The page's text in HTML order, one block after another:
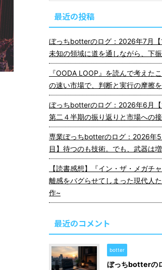
最近の投稿
ぼっちbotterのログ：2026年7月【
未知の領域に道を通しながら、下
『OODA LOOP』を読んで考え
の速い市場で、判断と実行の摩擦
ぼっちbotterのログ：2026年6月【
第二４半期の振り返りと市場への
専業ぼっちbotterのログ：2026年5
目】待つのも技術。でも、武器は増
【読書感想】『イン・ザ・メガチ
離感をバグらせてしまった現代人
作~
最近のコメント
botter
ぼっちbotterの